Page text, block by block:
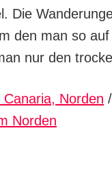
Die
den man so
nur den
Norden /
Norden